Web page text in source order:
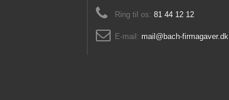
Ring til os: 81 44 12 12
E-mail: mail@bach-firmagaver.dk